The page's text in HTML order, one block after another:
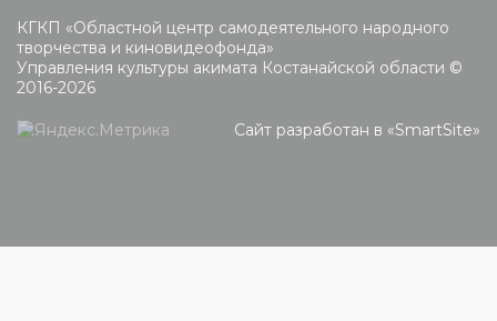
КГКП «Областной центр самодеятельного народного
творчества и киновидеофонда»
Управления культуры акимата Костанайской области ©
2016-2026
Сайт разработан в «SmartSite»